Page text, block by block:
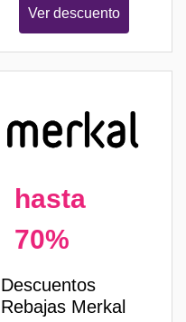
Ver descuento
hasta
70%
Descuentos
Rebajas Merkal